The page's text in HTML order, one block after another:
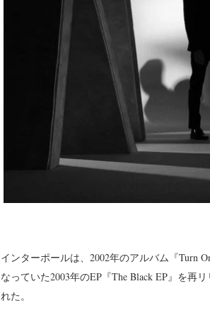
インターポールは、2002年のアルバム『Turn
なっていた2003年のEP『The Black EP』を再
れた。